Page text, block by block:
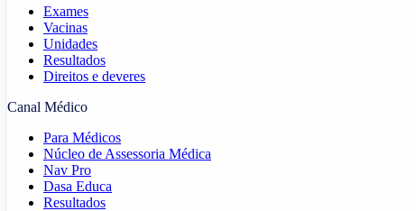
Exames
Vacinas
Unidades
Resultados
Direitos e deveres
Canal Médico
Para Médicos
Núcleo de Assessoria Médica
Nav Pro
Dasa Educa
Resultados